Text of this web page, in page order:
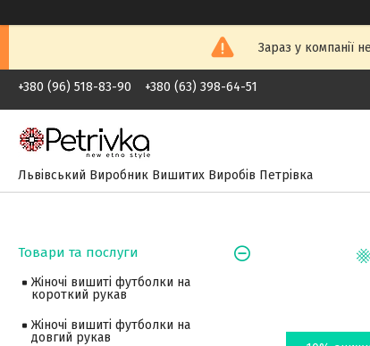
Зараз у компанії
+380 (96) 518-83-90 +380 (63) 398-64-51
Львівський Виробник Вишитих Виробів Петрівка
Товари та послуги
Жіночі вишиті футболки на
короткий рукав
Жіночі вишиті футболки на
довгий рукав